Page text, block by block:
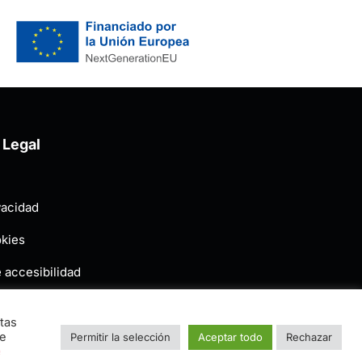
accesibilidad
Permitir la selección Aceptar todo Rechazar